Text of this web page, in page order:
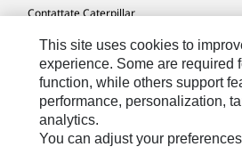
Contattate Caterpillar
Le Mie Preferenze Di Marketing
Mappa Del Sito
Cookie Settings
Informazioni Legali
This site uses cookies to
experience. Some are required
function, while others support
performance, personalization,
analytics.
You can adjust your